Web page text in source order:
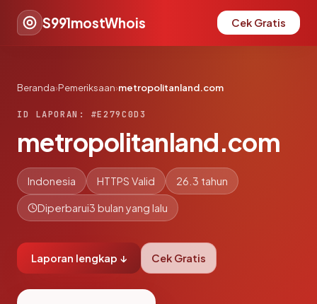
S991mostWhois Cek Gratis
Beranda›Pemeriksaan›metropolitanland.com
ID LAPORAN: #E279C0D3
metropolitanland.com
Indonesia HTTPS Valid 26.3 tahun
Diperbarui3 bulan yang lalu
Laporan lengkap ↓ Cek Gratis